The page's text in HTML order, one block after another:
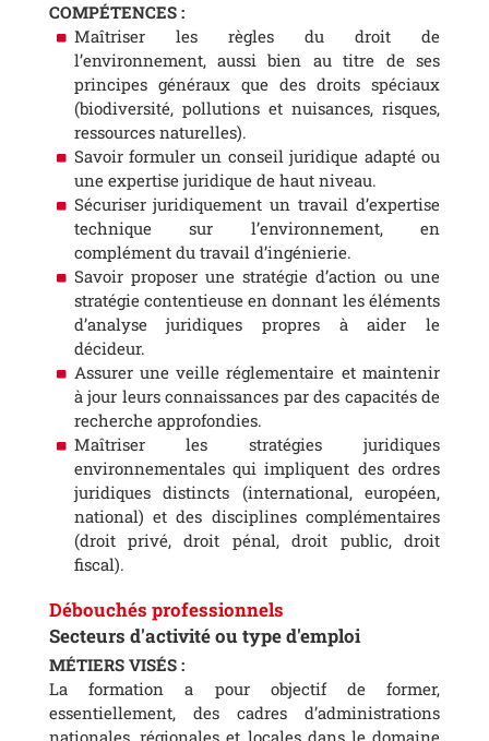
COMPÉTENCES :
Maîtriser les règles du droit de
l’environnement, aussi bien au titre de ses
principes généraux que des droits spéciaux
(biodiversité, pollutions et nuisances, risques,
ressources naturelles).
Savoir formuler un conseil juridique adapté ou
une expertise juridique de haut niveau.
Sécuriser juridiquement un travail d’expertise
technique sur l’environnement, en
complément du travail d’ingénierie.
Savoir proposer une stratégie d’action ou une
stratégie contentieuse en donnant les éléments
d’analyse juridiques propres à aider le
décideur.
Assurer une veille réglementaire et maintenir
à jour leurs connaissances par des capacités de
recherche approfondies.
Maîtriser les stratégies juridiques
environnementales qui impliquent des ordres
juridiques distincts (international, européen,
national) et des disciplines complémentaires
(droit privé, droit pénal, droit public, droit
fiscal).
Débouchés professionnels
Secteurs d'activité ou type d'emploi
MÉTIERS VISÉS :
La formation a pour objectif de former,
essentiellement, des cadres d’administrations